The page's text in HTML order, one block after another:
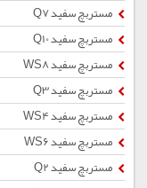
مستربچ سفید Q7
مستربچ سفید Q10
مستربچ سفید WS8
مستربچ سفید Q3
مستربچ سفید WS4
مستربچ سفید WS6
مستربچ سفید Q2